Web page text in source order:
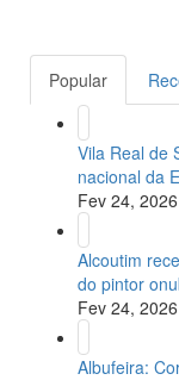
Popular
Vila Real de
nacional da
Fev 24, 2026
Alcoutim
do pintor
Fev 24, 2026
Albufeira: